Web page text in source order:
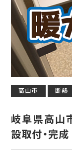
高山市 断熱
岐阜県高山
設取付・完成